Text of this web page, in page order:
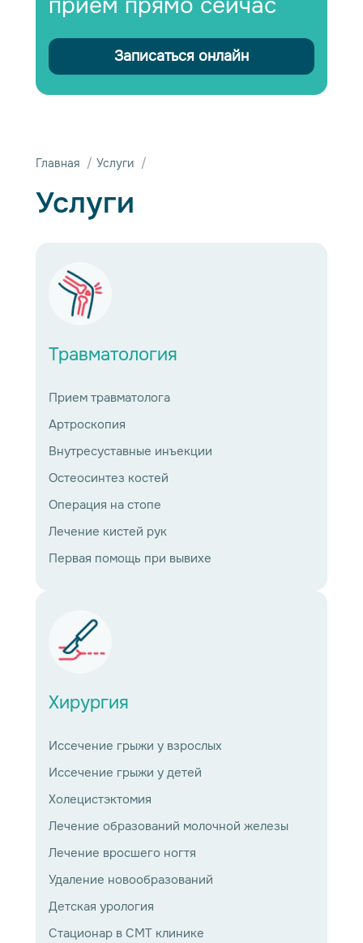
Записаться онлайн
Главная / Услуги /
Услуги
Травматология
Прием травматолога
Артроскопия
Внутресуставные инъекции
Остеосинтез костей
Операция на стопе
Лечение кистей рук
Первая помощь при вывихе
Хирургия
Иссечение грыжи у взрослых
Иссечение грыжи у детей
Холецистэктомия
Лечение образований молочной железы
Лечение вросшего ногтя
Удаление новообразований
Детская урология
Стационар в СМТ клинике